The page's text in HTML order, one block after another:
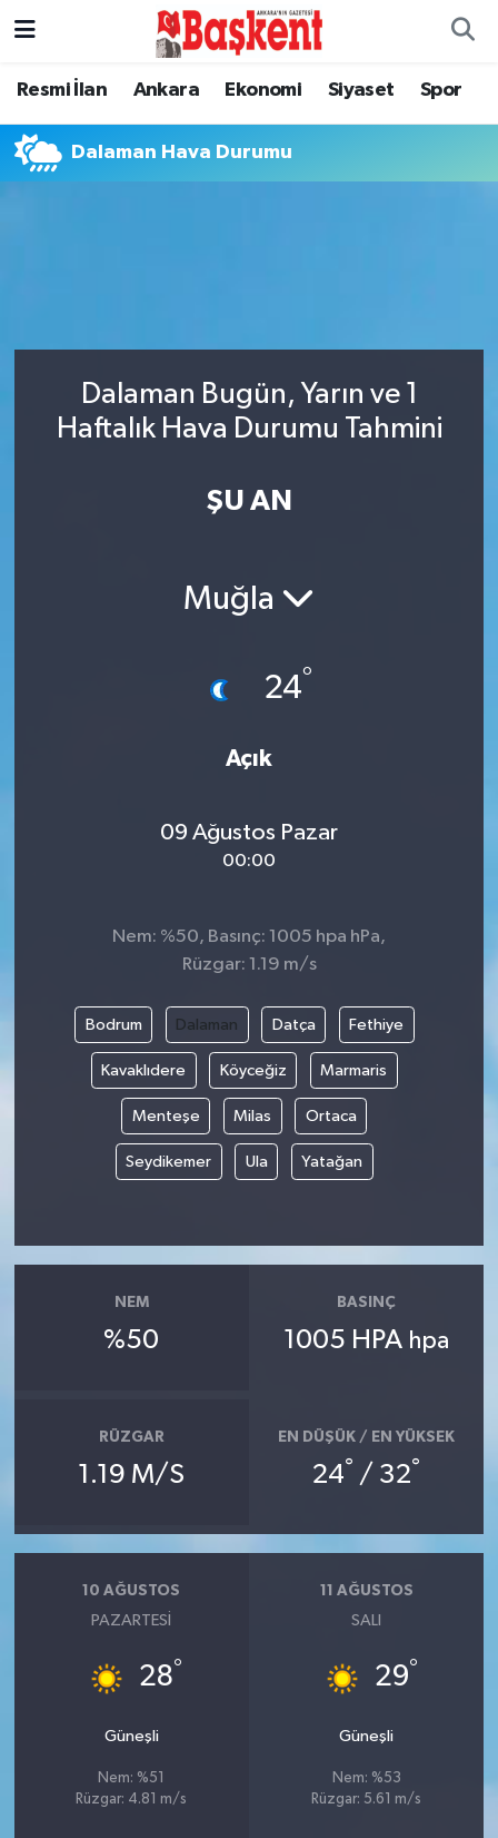
Resmi İlan Ankara Ekonomi Siyaset Spor
Dalaman Hava Durumu
Dalaman Bugün, Yarın ve 1
Haftalık Hava Durumu Tahmini
ŞU AN
Muğla
24°
Açık
09 Ağustos Pazar
00:00
Nem: %50, Basınç: 1005 hpa hPa,
Rüzgar: 1.19 m/s
Bodrum Dalaman Datça Fethiye
Kavaklıdere Köyceğiz Marmaris
Menteşe Milas Ortaca
Seydikemer Ula Yatağan
NEM
%50
BASINÇ
1005 HPA hpa
RÜZGAR
1.19 M/S
EN DÜŞÜK / EN YÜKSEK
24° / 32°
10 AĞUSTOS
PAZARTESI
28°
Güneşli
Nem: %51
Rüzgar: 4.81 m/s
11 AĞUSTOS
SALI
29°
Güneşli
Nem: %53
Rüzgar: 5.61 m/s
Ankara
Asayiş
Genel
Yaşam
Ankara Nöbetçi Eczaneler
Ankara Hava Durumu
Son Dakika Haberleri